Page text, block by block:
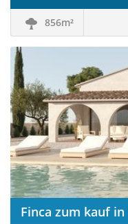
856m²
Finca zum kauf